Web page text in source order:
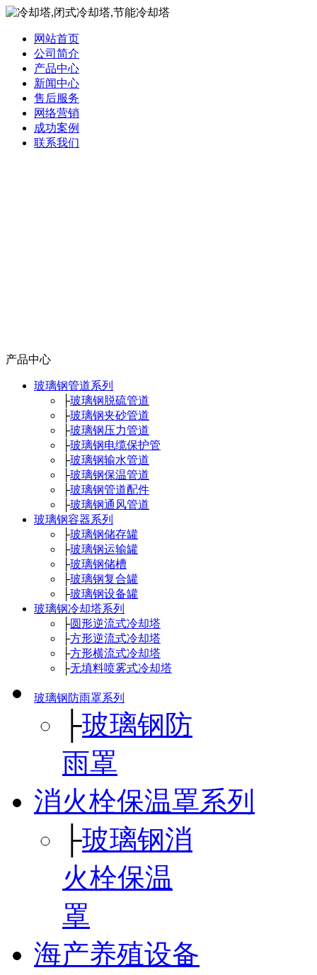
网站首页
公司简介
产品中心
新闻中心
售后服务
网络营销
成功案例
联系我们
产品中心
玻璃钢管道系列
├玻璃钢脱硫管道
├玻璃钢夹砂管道
├玻璃钢压力管道
├玻璃钢电缆保护管
├玻璃钢输水管道
├玻璃钢保温管道
├玻璃钢管道配件
├玻璃钢通风管道
玻璃钢容器系列
├玻璃钢储存罐
├玻璃钢运输罐
├玻璃钢储槽
├玻璃钢复合罐
├玻璃钢设备罐
玻璃钢冷却塔系列
├圆形逆流式冷却塔
├方形逆流式冷却塔
├方形横流式冷却塔
├无填料喷雾式冷却塔
玻璃钢防雨罩系列
├玻璃钢防
雨罩
消火栓保温罩系列
├玻璃钢消
火栓保温
罩
海产养殖设备